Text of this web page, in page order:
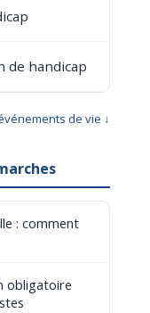
de handicap
de vie ↓
: comment
obligatoire